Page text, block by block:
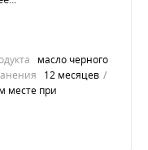
масло черного
12 месяцев
месте при